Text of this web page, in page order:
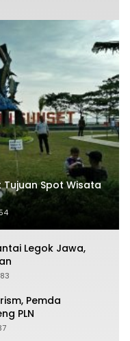
Spot Wisata
Legok Jawa,
Pemda
PLN